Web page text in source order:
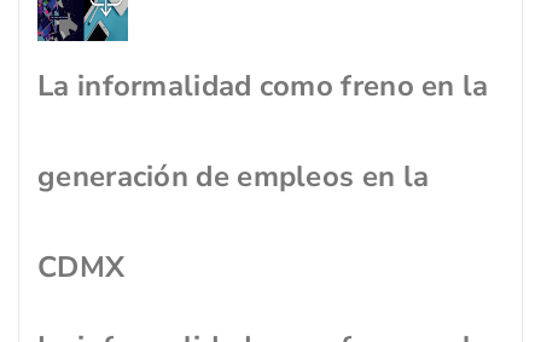
La informalidad como freno en la
generación de empleos en la
CDMX